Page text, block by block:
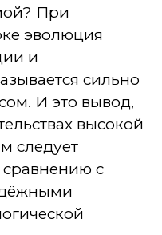
При
эволюция
и
сильно
И это вывод,
высокой
следует
сравнению с